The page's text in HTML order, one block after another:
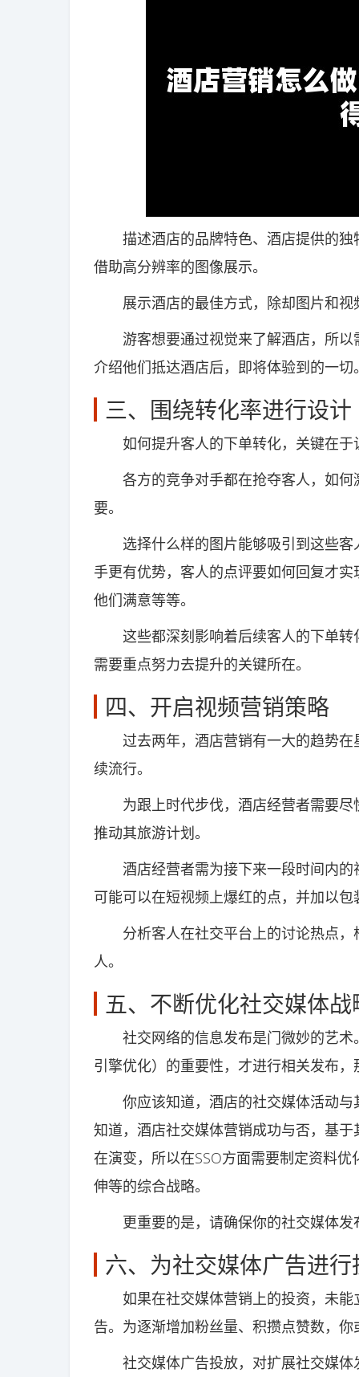
描述酒店的品牌特色、酒店提供的独
借助高分辨率的图像展示。
展示酒店的最佳方式，除却图片和视
游客想要通过视觉来了解酒店，所以
介绍他们抵达酒店后，即将体验到的一切
三、围绕转化率进行设计
如何提升客人的下单转化，关键在于
各方的竞争对手都在抢夺客人，如何
要。
选择什么样的图片能够吸引到这些客
手更有优势，客人的点评要如何回复才
他们满意等等。
这些都深刻影响着后续客人的下单转
需要重点努力去提升的关键所在。
四、开启视频营销策略
过去两年，酒店营销有一大的趋势在
续流行。
为跟上时代步伐，酒店经营者需要尽
推动其旅游计划。
酒店经营者需为接下来一段时间内的
可能可以在短视频上爆红的点，并加以
分析客人在社交平台上的讨论热点，
人。
五、不断优化社交媒体战
社交网络的信息发布是门微妙的艺术
引擎优化）的重要性，才进行相关发布
你应该知道，酒店的社交媒体活动与
知道，酒店社交媒体营销成功与否，基
在演变，所以在SSO方面需要制定资料
伸等的综合战略。
更重要的是，请确保你的社交媒体发
六、为社交媒体广告进行
如果在社交媒体营销上的投资，未能
告。为逐渐增加粉丝量、积攒点赞数，
社交媒体广告投放，对扩展社交媒体